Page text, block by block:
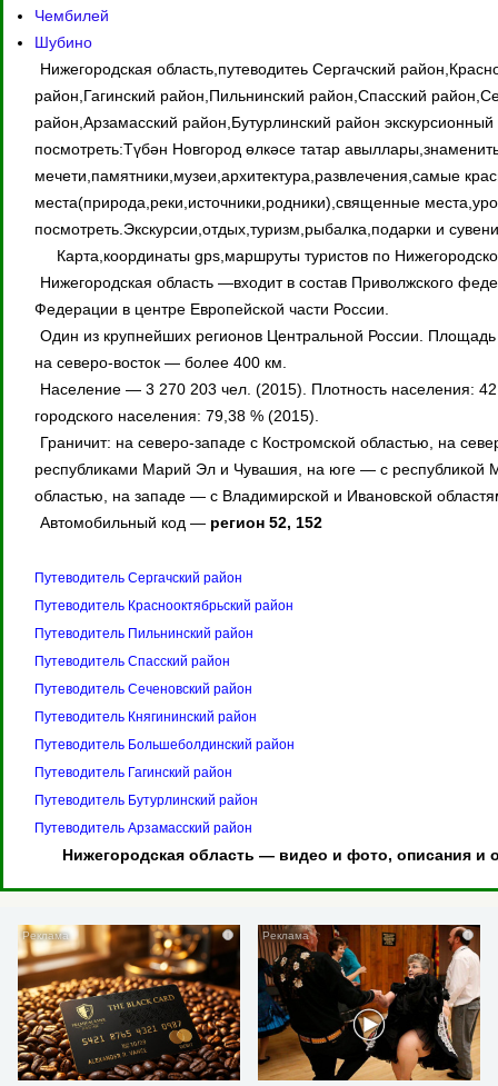
Чембилей
Шубино
Нижегородская область,путеводитеь Сергачский
район,Гагинский район,Пильнинский район,Спасский
район,Арзамасский район,Бутурлинский район
посмотреть:Түбән Новгород өлкәсе татар
мечети,памятники,музеи,архитектура,развлечения,самые
места(природа,реки,источники,родники),священные
посмотреть.Экскурсии,отдых,туризм,рыбалка,подарки и
Карта,координаты gps,маршруты туристов по
Нижегородская область —входит в состав Приволжского
Федерации в центре Европейской части России.
Один из крупнейших регионов Центральной России.
на северо-восток — более 400 км.
Население — 3 270 203 чел. (2015). Плотность населения:
городского населения: 79,38 % (2015).
Граничит: на северо-западе с Костромской областью, на
республиками Марий Эл и Чувашия, на юге — с республикой
областью, на западе — с Владимирской и Ивановской
Автомобильный код — регион 52, 152
Путеводитель Сергачский район
Путеводитель Краснооктябрьский район
Путеводитель Пильнинский район
Путеводитель Спасский район
Путеводитель Сеченовский район
Путеводитель Княгининский район
Путеводитель Большеболдинский район
Путеводитель Гагинский район
Путеводитель Бутурлинский район
Путеводитель Арзамасский район
Нижегородская область — видео и фото, описания и
i i